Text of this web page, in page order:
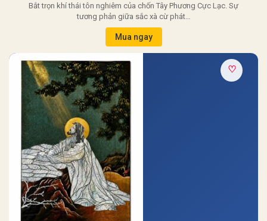
Bắt trọn khí thái tôn nghiêm của chốn Tây Phương Cực Lạc. Sự
tương phản giữa sắc xà cừ phát…
Mua ngay
♡